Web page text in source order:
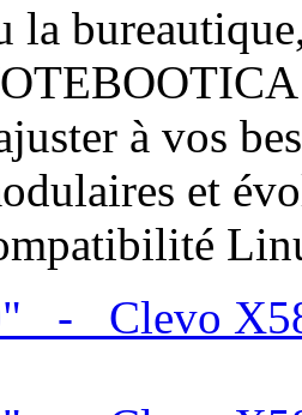
la
à vos
et
- Clevo